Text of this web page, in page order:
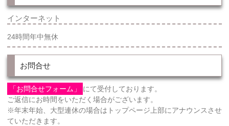
インターネット
24時間年中無休
お問合せ
「お問合せフォーム」
にて受付しております。
ご返信にお時間をいただく場合がございます。
※年末年始、大型連休の場合はトップページ上部にアナウンスさせ
ていただきます。